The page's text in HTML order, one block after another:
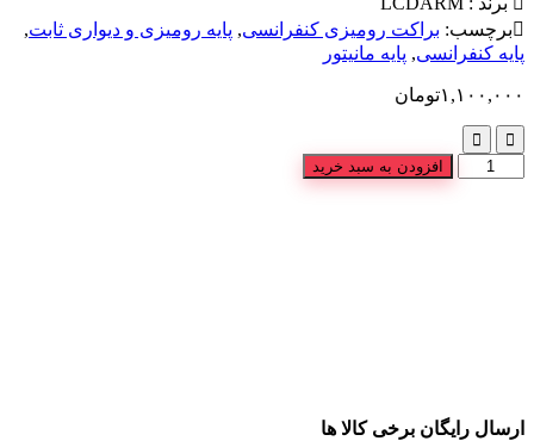
برچسب: براکت رومیزی کنفرانسی, پایه رومیزی و دیواری ثابت,
پایه کنفرانسی, پایه مانیتور
۱,۱۰۰,۰۰۰تومان
افزودن به سبد خرید
ارسال رایگان برخی کالا ها